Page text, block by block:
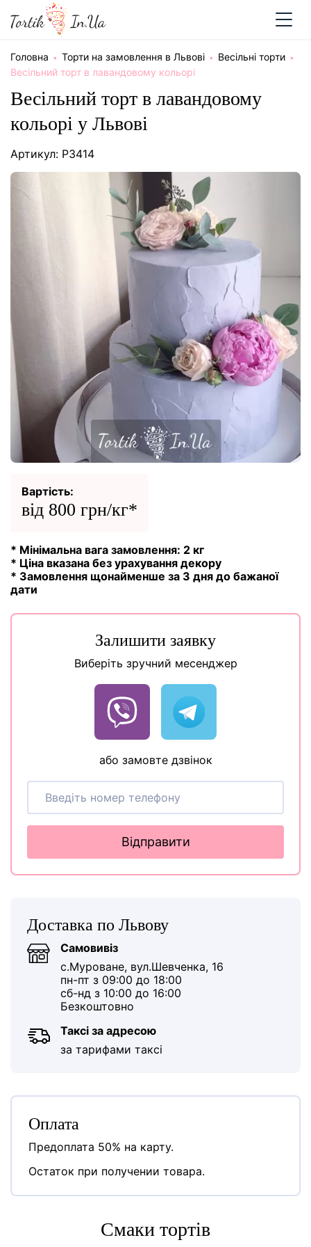
Головна Торти на замовлення в Львові
Весільні торти
Весільний торт в лавандовому кольорі
Весільний торт в лавандовому
кольорі у Львові
Артикул: P3414
Вартість:
від 800 грн/кг*
* Мінімальна вага замовлення: 2 кг
* Ціна вказана без урахування декору
* Замовлення щонайменше за 3 дня до бажаної
дати
Залишити заявку
Виберіть зручний месенджер
або замовте дзвінок
Відправити
Доставка по Львову
Самовивіз
с.Муроване, вул.Шевченка, 16
пн-пт з 09:00 до 18:00
сб-нд з 10:00 до 16:00
Безкоштовно
Таксі за адресою
за тарифами таксі
Оплата
Предоплата 50% на карту.
Остаток при получении товара.
Cмаки тортів